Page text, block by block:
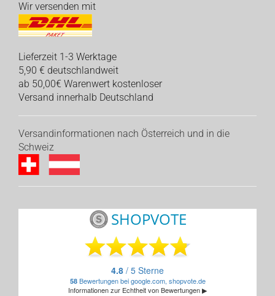
Wir versenden mit
Lieferzeit 1-3 Werktage
5,90 € deutschlandweit
ab 50,00€ Warenwert kostenloser
Versand innerhalb Deutschland
Versandinformationen nach Österreich und in die
Schweiz